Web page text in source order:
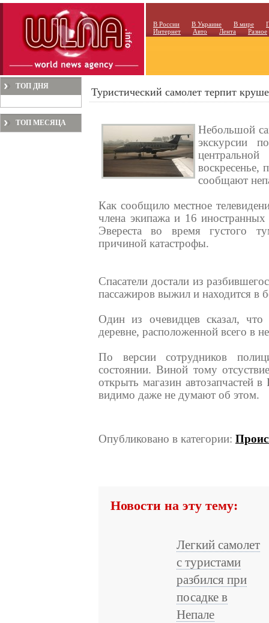
В России В Украине В мире
Интернет
Авто Лента Разное
ТОП ДНЯ
ТОП МЕСЯЦА
Туристический самолет терпит
Небольшой
экскурсии
воскресенье,
сообщают
Как сообщило местное
члена экипажа и 16
Эвереста во время густого
причиной катастрофы.
Спасатели достали из
пассажиров выжил и находится в
Один из очевидцев сказал,
деревне, расположенной всего в
По версии сотрудников
состоянии. Виной тому
открыть магазин автозапчастей
видимо даже не думают об этом.
Опубликовано в категории:
Новости на эту тему:
Легкий самолет
с туристами
разбился при
посадке в
Непале